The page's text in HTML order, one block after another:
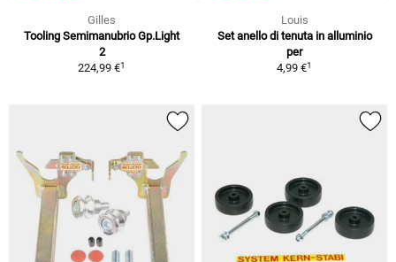
Gilles
Tooling Semimanubrio Gp.Light
2
224,99 €1
Louis
Set anello di tenuta in alluminio
per
4,99 €1